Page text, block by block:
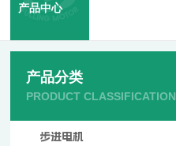
产品中心
产品分类
PRODUCT CLASSIFICATION
步进电机